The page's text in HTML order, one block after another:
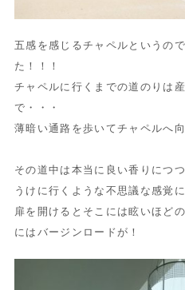
五感を感じるチャペルというの
た！！！
チャペルに行くまでの道のりは
で・・・
薄暗い通路を歩いてチャペルへ向
その道中は本当に良い香りにつ
うけに行くような不思議な感覚に
扉を開けるとそこには眩いほど
にはバージンロードが！